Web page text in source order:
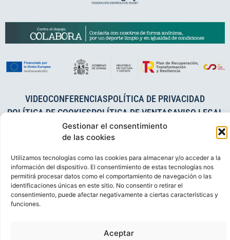
Gestionar el consentimiento
de las cookies
Utilizamos tecnologías como las cookies para almacenar y/o acceder a la
información del dispositivo. El consentimiento de estas tecnologías nos
permitirá procesar datos como el comportamiento de navegación o las
identificaciones únicas en este sitio. No consentir o retirar el
consentimiento, puede afectar negativamente a ciertas características y
funciones.
Aceptar
VIDEOCONFERENCIASPOLÍTICA DE PRIVACIDAD
POLÍTICA DE COOKIESPOLÍTICA DE VENTASAVISO LEGAL
CONTACTO
DESARROLLADO POR TOOOLS.